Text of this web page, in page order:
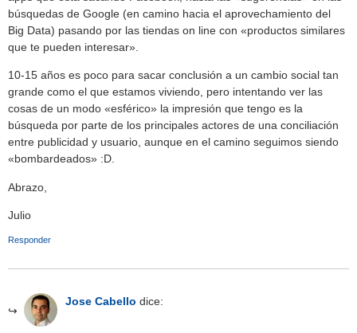
búsquedas de Google (en camino hacia el aprovechamiento del
Big Data) pasando por las tiendas on line con «productos similares
que te pueden interesar».
10-15 años es poco para sacar conclusión a un cambio social tan
grande como el que estamos viviendo, pero intentando ver las
cosas de un modo «esférico» la impresión que tengo es la
búsqueda por parte de los principales actores de una conciliación
entre publicidad y usuario, aunque en el camino seguimos siendo
«bombardeados» :D.
Abrazo,
Julio
Responder
Jose Cabello dice: